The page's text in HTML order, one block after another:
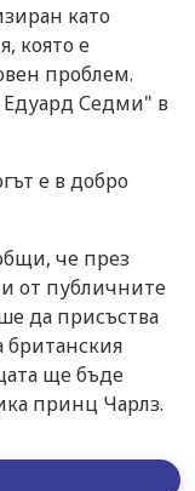
като
която е
проблем.
Едуард Седми" в
е в добро
че през
от публичните
да присъства
британския
ще бъде
принц Чарлз.